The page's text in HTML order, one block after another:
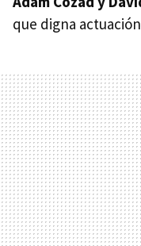
que digna